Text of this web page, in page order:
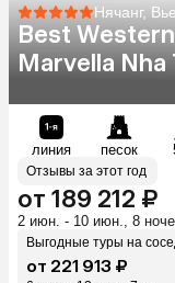
Нячанг,
Best
Marvella Nha
линия песок
Отзывы за этот год
от 189 212 ₽
2 июн. - 10 июн., 8
Выгодные туры на
от 221 913 ₽